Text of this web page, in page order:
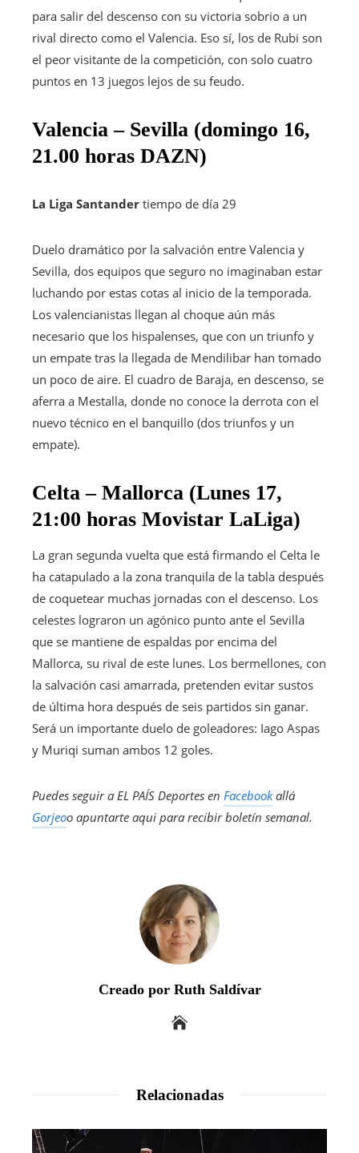
para salir del descenso con su victoria sobrio a un
rival directo como el Valencia. Eso sí, los de Rubi son
el peor visitante de la competición, con solo cuatro
puntos en 13 juegos lejos de su feudo.
Valencia – Sevilla (domingo 16,
21.00 horas DAZN)
La Liga Santander tiempo de día 29
Duelo dramático por la salvación entre Valencia y
Sevilla, dos equipos que seguro no imaginaban estar
luchando por estas cotas al inicio de la temporada.
Los valencianistas llegan al choque aún más
necesario que los hispalenses, que con un triunfo y
un empate tras la llegada de Mendilibar han tomado
un poco de aire. El cuadro de Baraja, en descenso, se
aferra a Mestalla, donde no conoce la derrota con el
nuevo técnico en el banquillo (dos triunfos y un
empate).
Celta – Mallorca (Lunes 17,
21:00 horas Movistar LaLiga)
La gran segunda vuelta que está firmando el Celta le
ha catapulado a la zona tranquila de la tabla después
de coquetear muchas jornadas con el descenso. Los
celestes lograron un agónico punto ante el Sevilla
que se mantiene de espaldas por encima del
Mallorca, su rival de este lunes. Los bermellones, con
la salvación casi amarrada, pretenden evitar sustos
de última hora después de seis partidos sin ganar.
Será un importante duelo de goleadores: Iago Aspas
y Muriqi suman ambos 12 goles.
Puedes seguir a EL PAÍS Deportes en Facebookallá
Gorjeoo apuntarte aqui para recibirboletín semanal.
Creado por Ruth Saldívar
Relacionadas